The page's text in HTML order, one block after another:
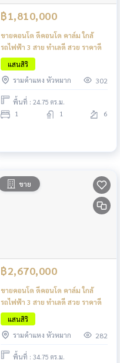
฿1,810,000
ขายคอนโด ดีคอนโด คาล์ม ใกล้
รถไฟฟ้า 3 สาย ทำเลดี สวย ราคาดี
แสนสิริ
รามคำแหง หัวหมาก
302
พื้นที่ : 24.75 ตร.ม.
1 1 6
ขาย
฿2,670,000
ขายคอนโด ดีคอนโด คาล์ม ใกล้
รถไฟฟ้า 3 สาย ทำเลดี สวย ราคาดี
แสนสิริ
รามคำแหง หัวหมาก
282
พื้นที่ : 34.75 ตร.ม.